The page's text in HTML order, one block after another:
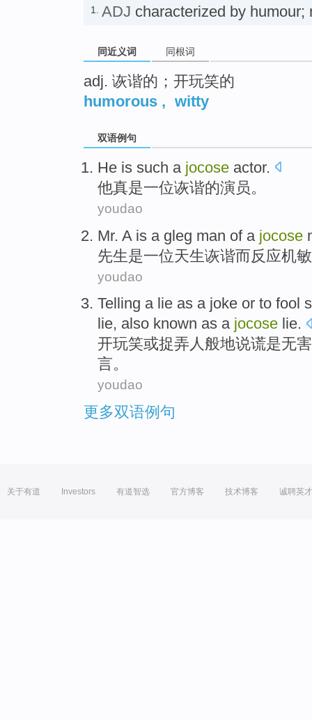
1. ADJ characterized by
同近义词 同根词
adj. 诙谐的；开玩笑的
humorous , witty
双语例句
He is such a jocose actor.
他真是一位诙谐的演员。
youdao
Mr. A is a gleg man ofa jocose
先生是一位天生诙谐而反应机敏
youdao
Telling a lie as a joke or to fool
lie, also known as a jocose lie.
开玩笑或捉弄人般地说谎是无害
言。
youdao
更多双语例句
关于有道 Investors 有道智选 官方博客 技术博客 诚聘英才